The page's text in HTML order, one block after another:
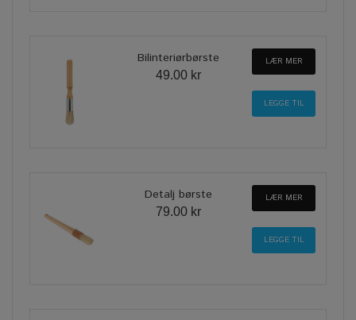
Bilinteriørbørste
49.00 kr
LÆR MER
Detalj børste
79.00 kr
LÆR MER